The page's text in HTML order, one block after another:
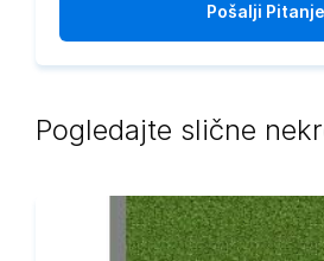
Pošalji Pitanje
Pogledajte slične